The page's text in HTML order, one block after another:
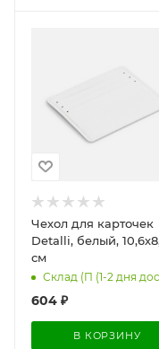
Чехол для карточек
Detalli, белый,
см
Склад (П (1-2 дня
604 ₽
В КОРЗИНУ